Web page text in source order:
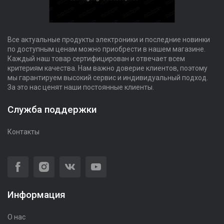
Все актуальные продукты электроники и последние новинки
по доступным ценам можно приобрести в нашем магазине.
Каждый наш товар сертифицирован и отвечает всем
критериям качества. Нам важно доверие клиентов, поэтому
мы гарантируем высокий сервис и индивидуальный подход.
За это нас ценят наши постоянные клиенты.
Служба поддержки
Контакты
Информация
О нас